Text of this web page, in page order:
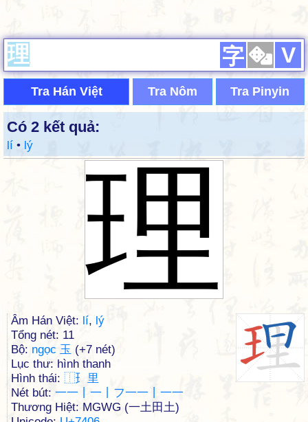
字 V
Tra Hán Việt Tra Nôm Tra Pinyin
Có 2 kết quả:
lí • lý
理
Âm Hán Việt: lí, lý
Tổng nét: 11
Bộ: ngọc 玉 (+7 nét)
Lục thư: hình thanh
Hình thái: ⿰⺩ 里
Nét bút: 一一丨一丨フ一一丨一一
Thương Hiệt: MGWG (一土田土)